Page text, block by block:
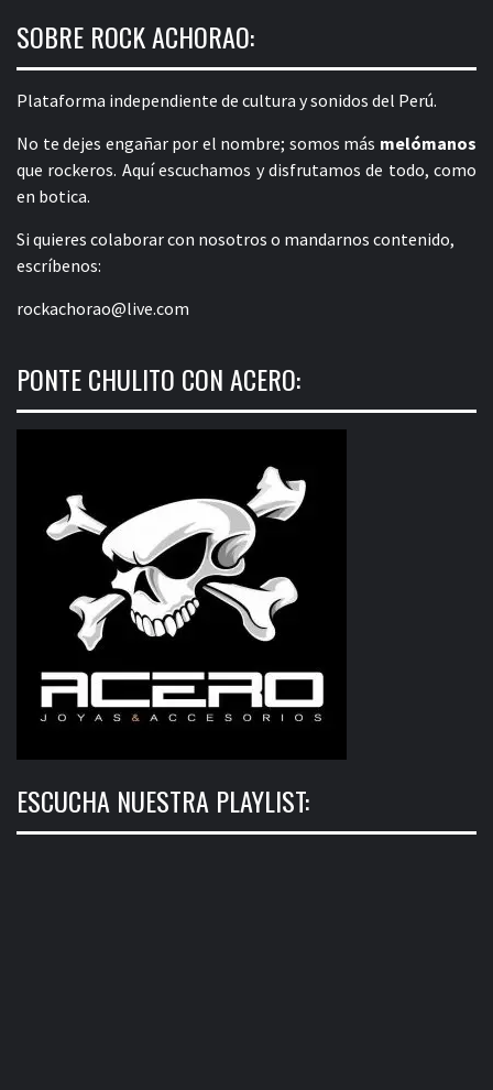
SOBRE ROCK ACHORAO:
Plataforma independiente de cultura y sonidos del Perú.
No te dejes engañar por el nombre; somos más melómanos
que rockeros. Aquí escuchamos y disfrutamos de todo, como
en botica.
Si quieres colaborar con nosotros o mandarnos contenido,
escríbenos:
rockachorao@live.com
PONTE CHULITO CON ACERO:
ESCUCHA NUESTRA PLAYLIST: